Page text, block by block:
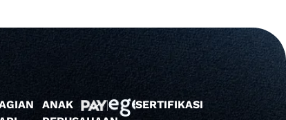
ANAK
SERTIFIKASI